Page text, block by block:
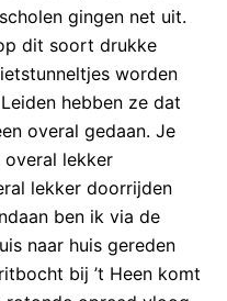
gingen net uit.
dit soort drukke
worden
hebben ze dat
overal gedaan. Je
lekker
lekker doorrijden
ben ik via de
naar huis gereden
bij ’t Heen komt